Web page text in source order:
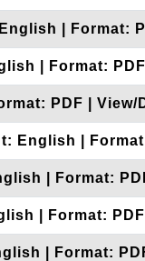
| Format:
| Format:
PDF | View/
English |
| Format:
| Format:
| Format: